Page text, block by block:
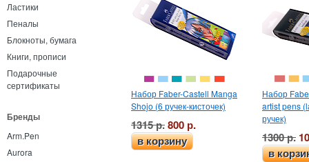
Ластики
Пеналы
Блокноты, бумага
Книги, прописи
Подарочные
сертификаты
Бренды
Arm.Pen
Aurora
Набор Faber-Castell Manga
Shojo (6 ручек-кисточек)
1315 р.800 р.
в корзину
Набор
artist pens
ручек)
1300 р.
в